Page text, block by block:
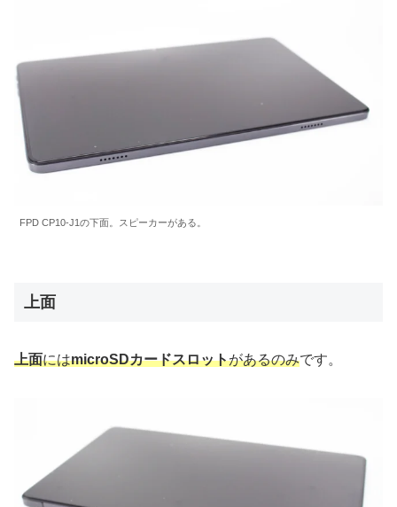
FPD CP10-J1の下面。スピーカーがある。
上面
上面にはmicroSDカードスロットがあるのみです。